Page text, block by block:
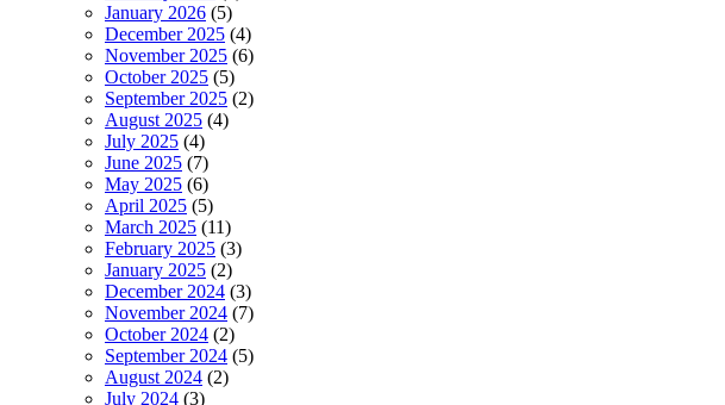
January 2026 (5)
December 2025 (4)
November 2025 (6)
October 2025 (5)
September 2025 (2)
August 2025 (4)
July 2025 (4)
June 2025 (7)
May 2025 (6)
April 2025 (5)
March 2025 (11)
February 2025 (3)
January 2025 (2)
December 2024 (3)
November 2024 (7)
October 2024 (2)
September 2024 (5)
August 2024 (2)
July 2024 (3)